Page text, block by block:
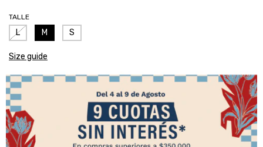
TALLE
L M S
Size guide